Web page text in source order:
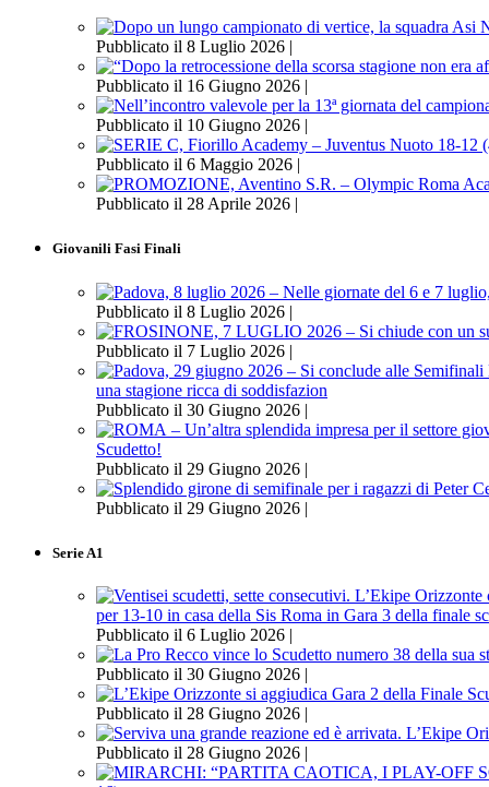
Pubblicato il 8 Luglio 2026 |
Pubblicato il 16 Giugno 2026 |
Pubblicato il 10 Giugno 2026 |
Pubblicato il 6 Maggio 2026 |
Pubblicato il 28 Aprile 2026 |
Giovanili Fasi Finali
Pubblicato il 8 Luglio 2026 |
Pubblicato il 7 Luglio 2026 |
una stagione ricca di soddisfazion
Pubblicato il 30 Giugno 2026 |
Scudetto!
Pubblicato il 29 Giugno 2026 |
Pubblicato il 29 Giugno 2026 |
Serie A1
per 13-10 in casa della Sis Roma in Gara 3 della finale
Pubblicato il 6 Luglio 2026 |
Pubblicato il 30 Giugno 2026 |
Pubblicato il 28 Giugno 2026 |
Pubblicato il 28 Giugno 2026 |